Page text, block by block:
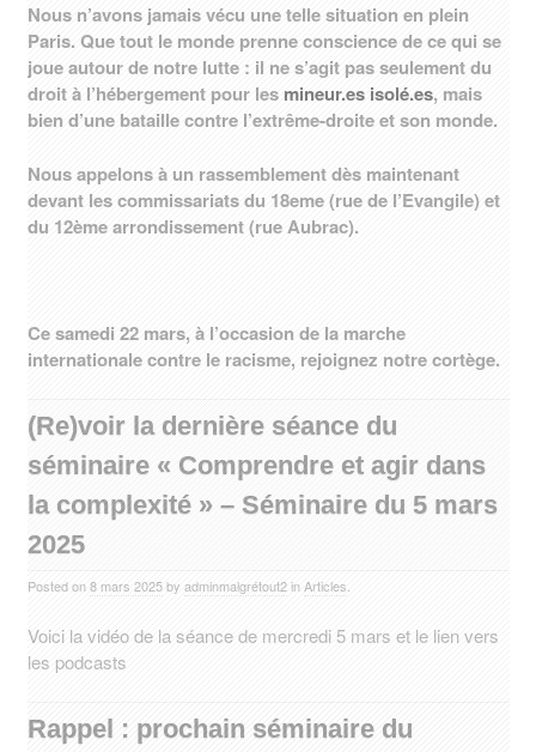
Nous n’avons jamais vécu une telle situation en plein
Paris. Que tout le monde prenne conscience de ce qui se
joue autour de notre lutte : il ne s’agit pas seulement du
droit à l’hébergement pour lesmineur.es isolé.es, mais
bien d’une bataille contre l’extrême-droite et son monde.
Nous appelons à un rassemblement dès maintenant
devant les commissariats du 18eme (rue de l’Evangile) et
du 12ème arrondissement (rue Aubrac).
Ce samedi 22mars, à l’occasion de la marche
internationale contre le racisme, rejoignez notre cortège.
(Re)voir la dernière séance du
séminaire « Comprendre et agir dans
la complexité » – Séminaire du 5 mars
2025
Posted on 8 mars 2025by adminmalgrétout2 in Articles
Voici la vidéo de la séance de mercredi 5 mars et le lien vers
les podcasts
Rappel : prochain séminaire du